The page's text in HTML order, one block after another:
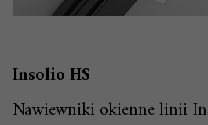
Insolio HS
Nawiewniki okienne linii